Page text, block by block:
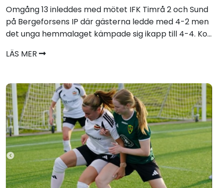
Omgång 13 inleddes med mötet IFK Timrå 2 och Sund
på Bergeforsens IP där gästerna ledde med 4-2 men
det unga hemmalaget kämpade sig ikapp till 4-4. Ko...
LÄS MER